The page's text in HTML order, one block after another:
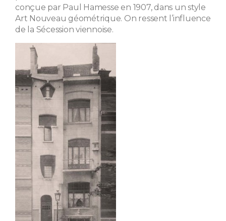
conçue par Paul Hamesse en 1907, dans un style
Art Nouveau géométrique. On ressent l’influence
de la Sécession viennoise.